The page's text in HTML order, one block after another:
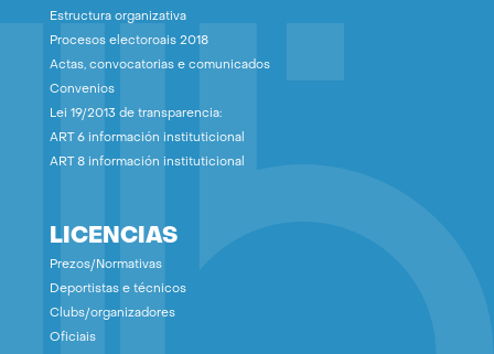
Estructura organizativa
Procesos electoroais 2018
Actas, convocatorias e comunicados
Convenios
Lei 19/2013 de transparencia:
ART 6 información instituticional
ART 8 información instituticional
LICENCIAS
Prezos/Normativas
Deportistas e técnicos
Clubs/organizadores
Oficiais